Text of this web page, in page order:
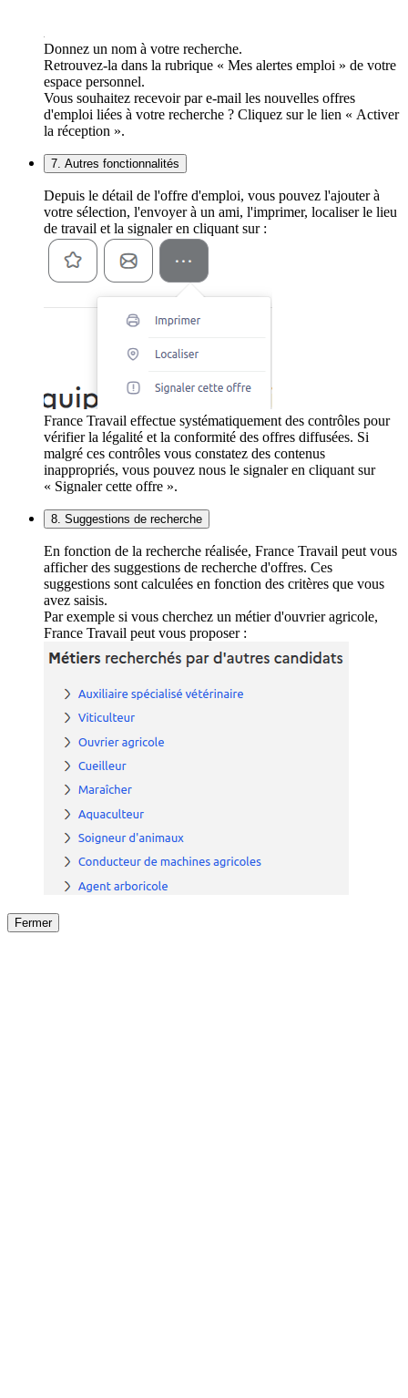
Donnez un nom à votre recherche.
Retrouvez-la dans la rubrique « Mes alertes emploi » de votre
espace personnel.
Vous souhaitez recevoir par e-mail les nouvelles offres
d'emploi liées à votre recherche ? Cliquez sur le lien « Activer
la réception ».
7. Autres fonctionnalités
Depuis le détail de l'offre d'emploi, vous pouvez l'ajouter à
votre sélection, l'envoyer à un ami, l'imprimer, localiser le lieu
de travail et la signaler en cliquant sur :
France Travail effectue systématiquement des contrôles pour
vérifier la légalité et la conformité des offres diffusées. Si
malgré ces contrôles vous constatez des contenus
inappropriés, vous pouvez nous le signaler en cliquant sur
« Signaler cette offre ».
8. Suggestions de recherche
En fonction de la recherche réalisée, France Travail peut vous
afficher des suggestions de recherche d'offres. Ces
suggestions sont calculées en fonction des critères que vous
avez saisis.
Par exemple si vous cherchez un métier d'ouvrier agricole,
France Travail peut vous proposer :
Fermer